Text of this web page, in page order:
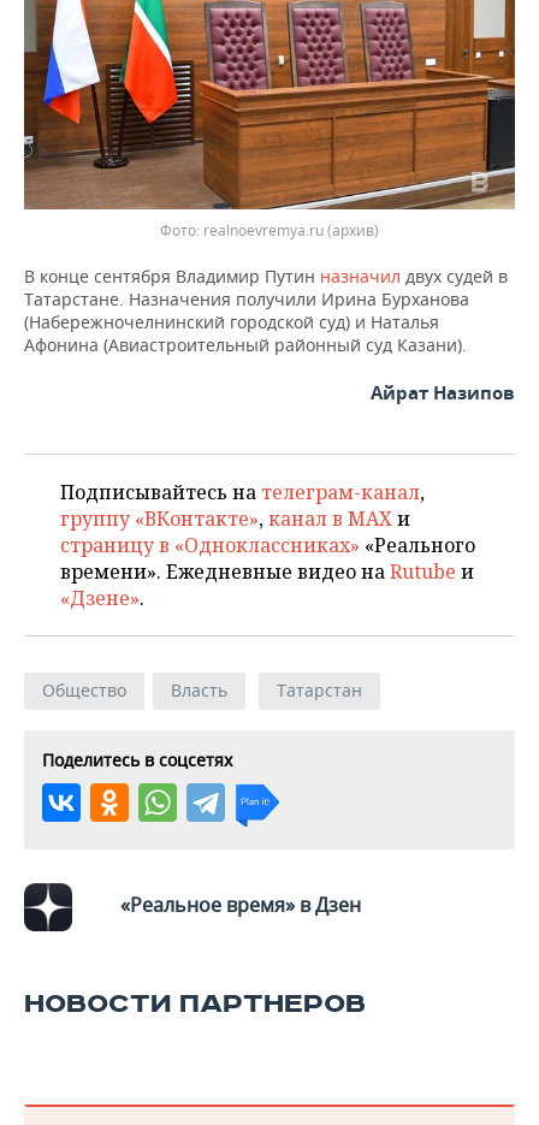
realnoevremya.ru (архив)
В конце сентября Владимир Путин назначил двух судей в
Татарстане. Назначения получили Ирина Бурханова
(Набережночелнинский городской суд) и Наталья
Афонина (Авиастроительный районный суд Казани).
Айрат Назипов
Подписывайтесь на телеграм-канал,
группу «ВКонтакте»,канал в MAXи
страницу в «Одноклассниках» «Реального
времени». Ежедневные видео наRutube и
«Дзене».
Общество Власть Татарстан
Поделитесь в соцсетях
«Реальное время» в Дзен
НОВОСТИ ПАРТНЕРОВ